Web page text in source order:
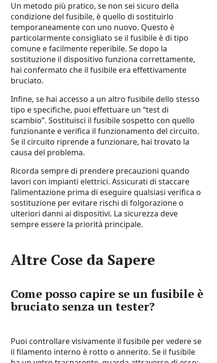
Un metodo più pratico, se non sei sicuro della
condizione del fusibile, è quello di sostituirlo
temporaneamente con uno nuovo. Questo è
particolarmente consigliato se il fusibile è di tipo
comune e facilmente reperibile. Se dopo la
sostituzione il dispositivo funziona correttamente,
hai confermato che il fusibile era effettivamente
bruciato.
Infine, se hai accesso a un altro fusibile dello stesso
tipo e specifiche, puoi effettuare un “test di
scambio”. Sostituisci il fusibile sospetto con quello
funzionante e verifica il funzionamento del circuito.
Se il circuito riprende a funzionare, hai trovato la
causa del problema.
Ricorda sempre di prendere precauzioni quando
lavori con impianti elettrici. Assicurati di staccare
l’alimentazione prima di eseguire qualsiasi verifica o
sostituzione per evitare rischi di folgorazione o
ulteriori danni ai dispositivi. La sicurezza deve
sempre essere la priorità principale.
Altre Cose da Sapere
Come posso capire se un fusibile è
bruciato senza un tester?
Puoi controllare visivamente il fusibile per vedere se
il filamento interno è rotto o annerito. Se il fusibile